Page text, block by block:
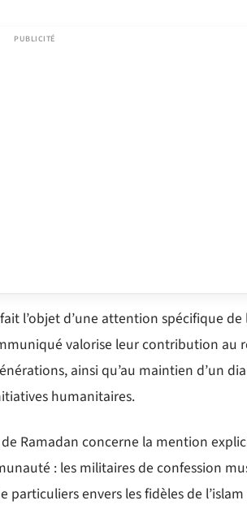
l’objet d’une attention spécifique
valorise leur contribution au
ainsi qu’au maintien d’un
humanitaires.
Ramadan concerne la mention
: les militaires de confession
envers les fidèles de l’islam